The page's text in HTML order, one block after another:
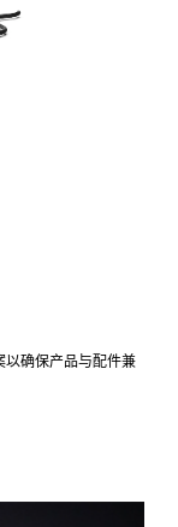
以确保产品与配件兼